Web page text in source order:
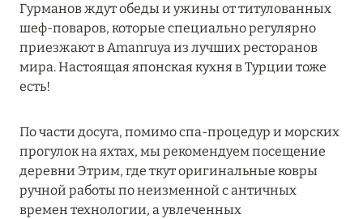
MANDARIN ORIENTAL JUMEIRA, DUBAI:
СКИДКИ ДО 30 % ОТ СУММЫ КОНТРАКТА НА
РАЗМЕЩЕНИЕ ВЕСНОЙ
Подробнее
11 декабря 2024
RIXOS PREMIUM SAADIYAT ISLAND ABU DHABI:
КОНЦЕПЦИЯ «ВСЁ ВКЛЮЧЕНО – ВСЁ
ЭКСКЛЮЗИВНО»
Гурманов ждут обеды и ужины от титулованных
шеф-поваров, которые специально регулярно
приезжают в Amanruya из лучших ресторанов
мира. Настоящая японская кухня в Турции тоже
есть!
По части досуга, помимо спа-процедур и морских
прогулок на яхтах, мы рекомендуем посещение
деревни Этрим, где ткут оригинальные ковры
ручной работы по неизменной с античных
времен технологии, а увлеченных